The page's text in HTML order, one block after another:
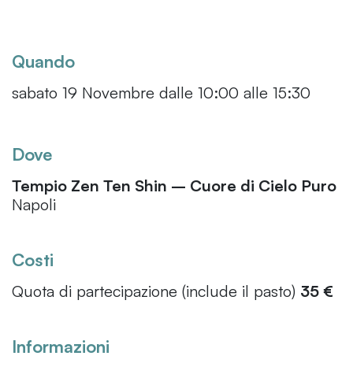
Quando
sabato 19 Novembre dalle 10:00 alle 15:30
Dove
Tempio Zen Ten Shin – Cuore di Cielo Puro
Napoli
Costi
Quota di partecipazione (include il pasto) 35 €
Informazioni